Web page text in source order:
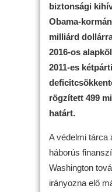
biztonsági
Obama-
milliárd
2016-os
2011-es
rögzített 499
határt.
A védelmi tárca
háborús
Washington
irányozna elő